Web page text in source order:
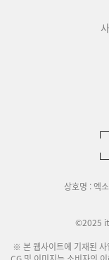
상호명 : 엑
©2025
※ 본 웹사이트에 기재된 사